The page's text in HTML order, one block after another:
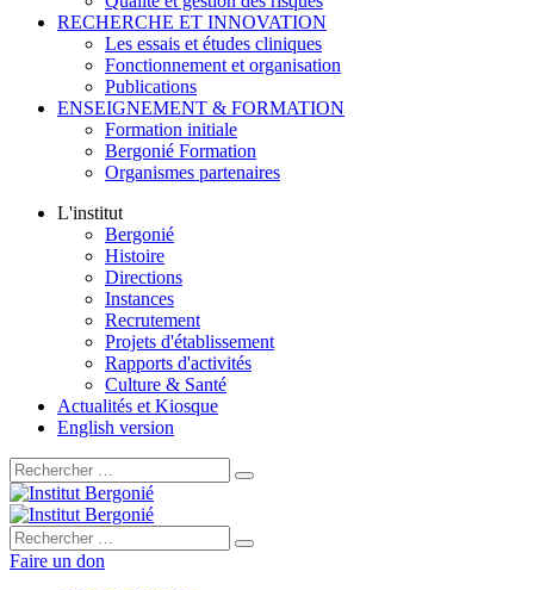
RECHERCHE ET INNOVATION
Les essais et études cliniques
Fonctionnement et organisation
Publications
ENSEIGNEMENT & FORMATION
Formation initiale
Bergonié Formation
Organismes partenaires
L'institut
Bergonié
Histoire
Directions
Instances
Recrutement
Projets d'établissement
Rapports d'activités
Culture & Santé
Actualités et Kiosque
English version
Rechercher :
Rechercher :
Faire un don